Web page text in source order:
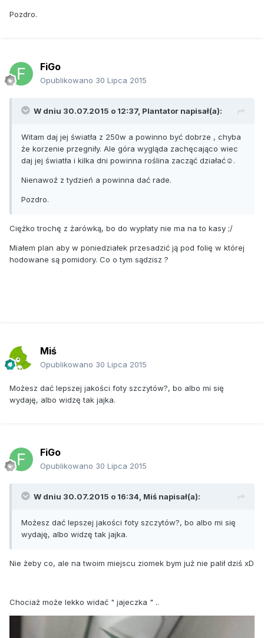
Pozdro.
FiGo
Opublikowano 30 Lipca 2015
W dniu 30.07.2015 o 12:37, Plantator napisał(a):
Witam daj jej światła z 250w a powinno być dobrze , chyba
że korzenie przegniły. Ale góra wygląda zachęcająco wiec
daj jej światła i kilka dni powinna roślina zacząć działać☺.
Nienawoź z tydzień a powinna dać rade.
Pozdro.
Ciężko trochę z żarówką, bo do wypłaty nie ma na to kasy ;/
Miałem plan aby w poniedziałek przesadzić ją pod folię w której
hodowane są pomidory. Co o tym sądzisz ?
Miś
Opublikowano 30 Lipca 2015
Możesz dać lepszej jakości foty szczytów?, bo albo mi się
wydaję, albo widzę tak jajka.
FiGo
Opublikowano 30 Lipca 2015
W dniu 30.07.2015 o 16:34, Miś napisał(a):
Możesz dać lepszej jakości foty szczytów?, bo albo mi się
wydaję, albo widzę tak jajka.
Nie żeby co, ale na twoim miejscu ziomek bym już nie palił dziś xD
Chociaż może lekko widać " jajeczka " ..